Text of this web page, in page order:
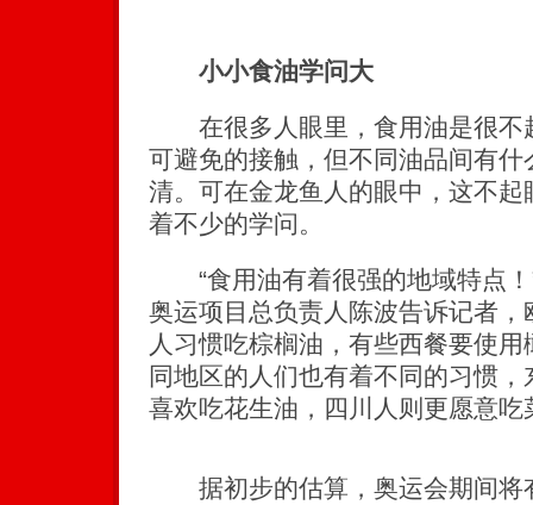
小小食油学问大
在很多人眼里，食用油是很不
可避免的接触，但不同油品间有
清。可在金龙鱼人的眼中，这不
着不少的学问。
“食用油有着很强的地域特点！
奥运项目总负责人陈波告诉记者
人习惯吃棕榈油，有些西餐要使
同地区的人们也有着不同的习惯
喜欢吃花生油，四川人则更愿意吃
据初步的估算，奥运会期间将